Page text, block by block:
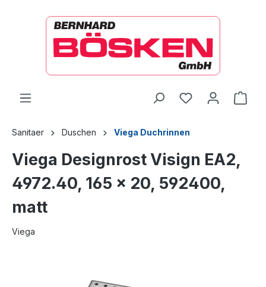
Sanitaer Duschen Viega Duchrinnen
Viega Designrost Visign EA2,
4972.40, 165 x 20, 592400,
matt
Viega